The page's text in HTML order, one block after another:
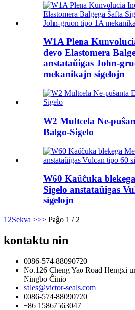
W1A Plena
devo Elastomera
anstataŭigas John-
mekanikajn sigelojn
W2 Multcela Ne-
Balgo-Sigelo
W60 Kaŭĉuka
Sigelo anstataŭigas
sigelojn
1 2Sekva >>> Paĝo 1 / 2
kontaktu nin
0086-574-88090720
No.126 Cheng Yao Road Hengxi
Ningbo Ĉinio
sales@victor-seals.com
0086-574-88090720
+86 15867563047